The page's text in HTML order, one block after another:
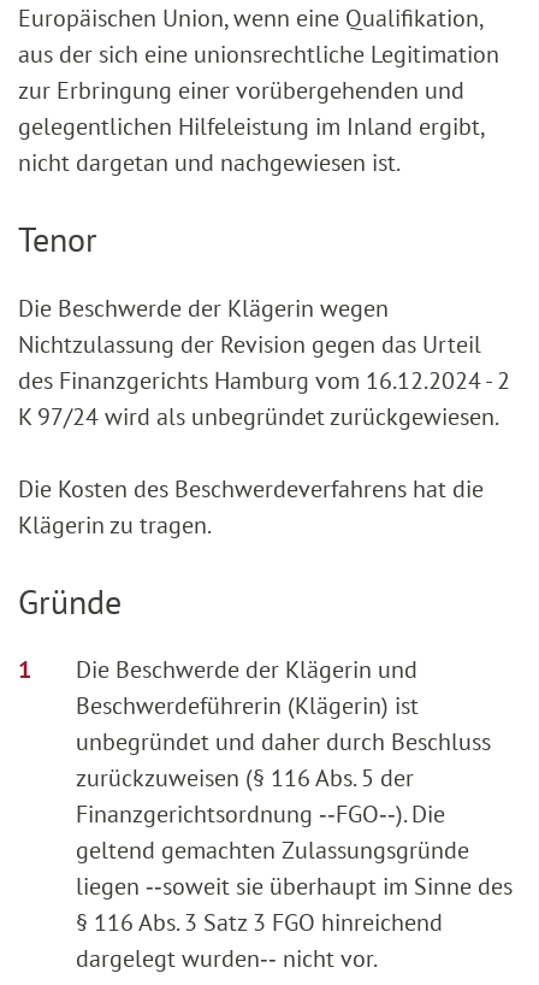
Europäischen Union, wenn eine Qualifikation,
aus der sich eine unionsrechtliche Legitimation
zur Erbringung einer vorübergehenden und
gelegentlichen Hilfeleistung im Inland ergibt,
nicht dargetan und nachgewiesen ist.
Tenor
Die Beschwerde der Klägerin wegen
Nichtzulassung der Revision gegen das Urteil
des Finanzgerichts Hamburg vom 16.12.2024 - 2
K 97/24 wird als unbegründet zurückgewiesen.
Die Kosten des Beschwerdeverfahrens hat die
Klägerin zu tragen.
Gründe
Die Beschwerde der Klägerin und
Beschwerdeführerin (Klägerin) ist
unbegründet und daher durch Beschluss
zurückzuweisen (§ 116 Abs. 5 der
Finanzgerichtsordnung ‑‑FGO‑‑). Die
geltend gemachten Zulassungsgründe
liegen ‑‑soweit sie überhaupt im Sinne des
§ 116 Abs. 3 Satz 3 FGO hinreichend
dargelegt wurden‑‑ nicht vor.